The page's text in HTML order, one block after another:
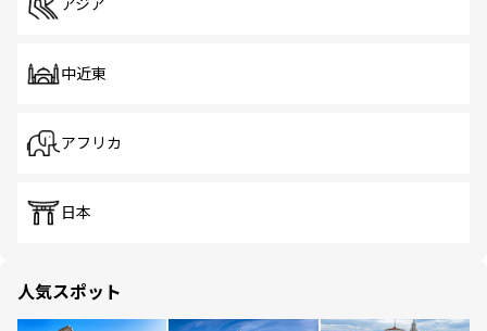
アジア
中近東
アフリカ
日本
人気スポット